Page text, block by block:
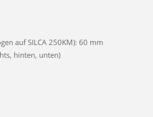
auf SILCA 250KM): 60 mm
hinten, unten)